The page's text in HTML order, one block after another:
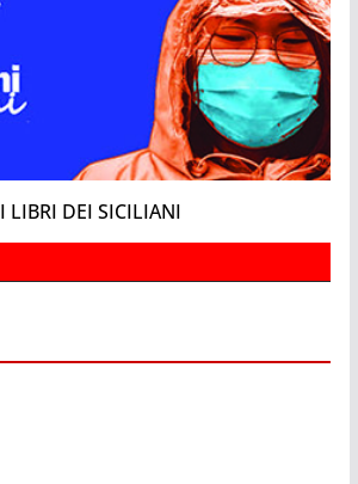
I LIBRI DEI SICILIANI